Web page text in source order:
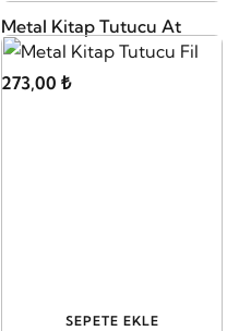
Metal Kitap Tutucu At
273,00 ₺
SEPETE EKLE